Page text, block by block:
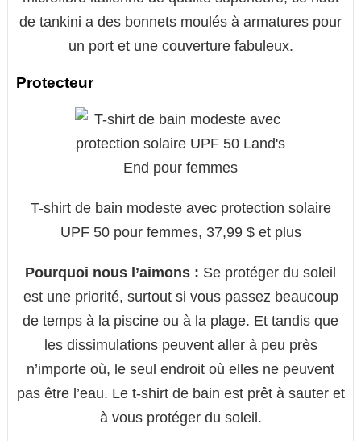
de tankini a des bonnets moulés à armatures pour
un port et une couverture fabuleux.
Protecteur
T-shirt de bain modeste avec protection solaire
UPF 50 pour femmes, 37,99 $ et plus
Pourquoi nous l’aimons : Se protéger du soleil
est une priorité, surtout si vous passez beaucoup
de temps à la piscine ou à la plage. Et tandis que
les dissimulations peuvent aller à peu près
n’importe où, le seul endroit où elles ne peuvent
pas être l’eau. Le t-shirt de bain est prêt à sauter et
à vous protéger du soleil.